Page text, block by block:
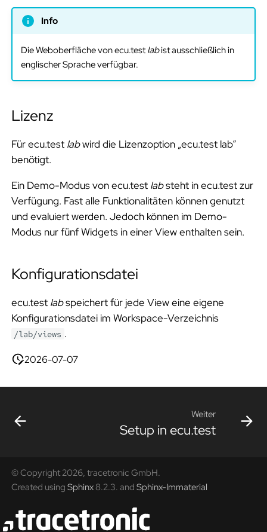
Info
Die Weboberfläche von ecu.testlabist ausschließlich in
englischer Sprache verfügbar.
Lizenz
Für ecu.test labwird die Lizenzoption „ecu.test lab“
benötigt.
Ein Demo-Modus von ecu.test labsteht in ecu.test zur
Verfügung. Fast alle Funktionalitäten können genutzt
und evaluiert werden. Jedoch können im Demo-
Modus nur fünf Widgets in einer View enthalten sein.
Konfigurationsdatei
ecu.test labspeichert für jede View eine eigene
Konfigurationsdatei im Workspace-Verzeichnis
/lab/views .
2026-07-07
Weiter
Setup in ecu.test
© Copyright 2026, tracetronic GmbH.
Created usingSphinx8.2.3. andSphinx-Immaterial